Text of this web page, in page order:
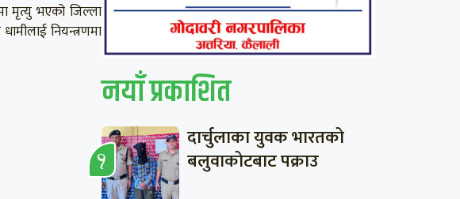
मृत्यु भएको जिल्ला
नियन्त्रणमा
नयाँ प्रकाशित
दार्चुलाका युवक भारतको
बलुवाकोटबाट पक्राउ